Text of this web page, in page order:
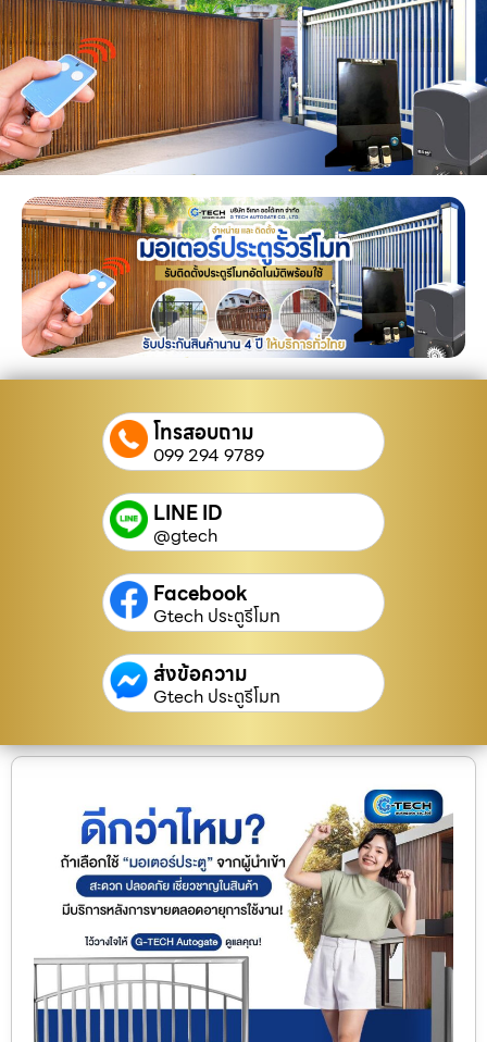
โทรสอบถาม
099 294 9789
LINE ID
@gtech
Facebook
Gtech ประตูรีโมท
ส่งข้อความ
Gtech ประตูรีโมท